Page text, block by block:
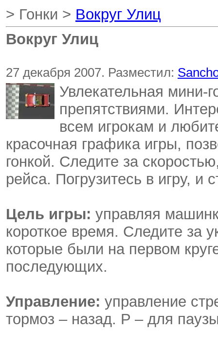
> Гонки > Вокруг Улиц
Вокруг Улиц
27 декабря 2007. Разместил:
Увлекательная мини-
препятствиями.
всем игрокам и
красочная графика игры,
гонкой. Следите за
рейса. Погрузитесь в игру, и
Цель игры: управляя
короткое время. Следите за
которые были на первом
последующих.
Управление: управление
тормоз – назад. P – для